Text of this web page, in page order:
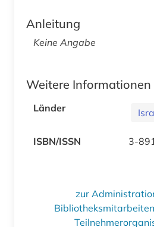
Anleitung
Keine Angabe
Weitere Informationen
Länder
ISBN/ISSN 3-
zur